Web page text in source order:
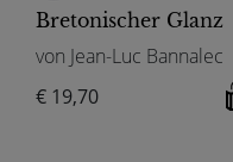
Bretonischer Glanz
von Jean-Luc Bannalec
€ 19,70